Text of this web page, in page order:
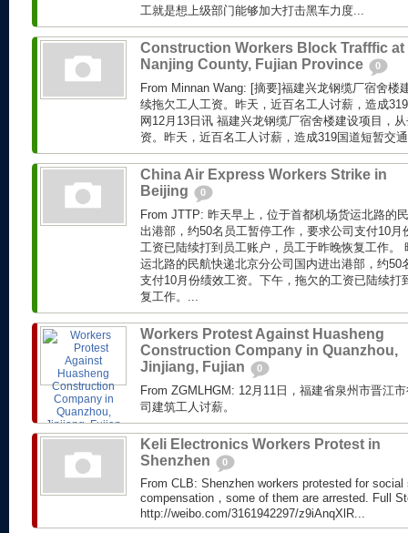
工就是想上级部门能够加大打击黑车力度...
Construction Workers Block Trafffic at
Nanjing County, Fujian Province
0
From Minnan Wang: [摘要]福建兴龙钢缆厂宿舍楼
续拖欠工人工资。昨天，近百名工人讨薪，造成
网12月13日讯 福建兴龙钢缆厂宿舍楼建设项目，
资。昨天，近百名工人讨薪，造成319国道短暂交
China Air Express Workers Strike in
Beijing
0
From JTTP: 昨天早上，位于首都机场货运北路的
出港部，约50名员工暂停工作，要求公司支付10
工资已陆续打到员工账户，员工于昨晚恢复工作。
运北路的民航快递北京分公司国内进出港部，约50
支付10月份绩效工资。下午，拖欠的工资已陆续打
复工作。...
Workers Protest Against Huasheng
Construction Company in Quanzhou,
Jinjiang, Fujian
0
From ZGMLHGM: 12月11日，福建省泉州市晋江
司建筑工人讨薪。
Keli Electronics Workers Protest in
Shenzhen
0
From CLB: Shenzhen workers protested for
compensation，some of them are arrested. Full
http://weibo.com/3161942297/z9iAnqXlR...